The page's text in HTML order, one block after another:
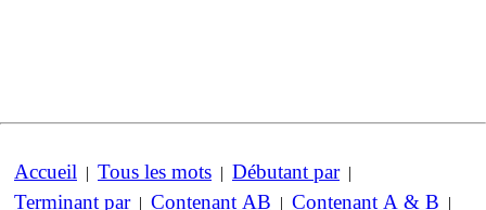
Accueil | Tous les mots | Débutant par|
Terminant par| Contenant AB | Contenant A & B |